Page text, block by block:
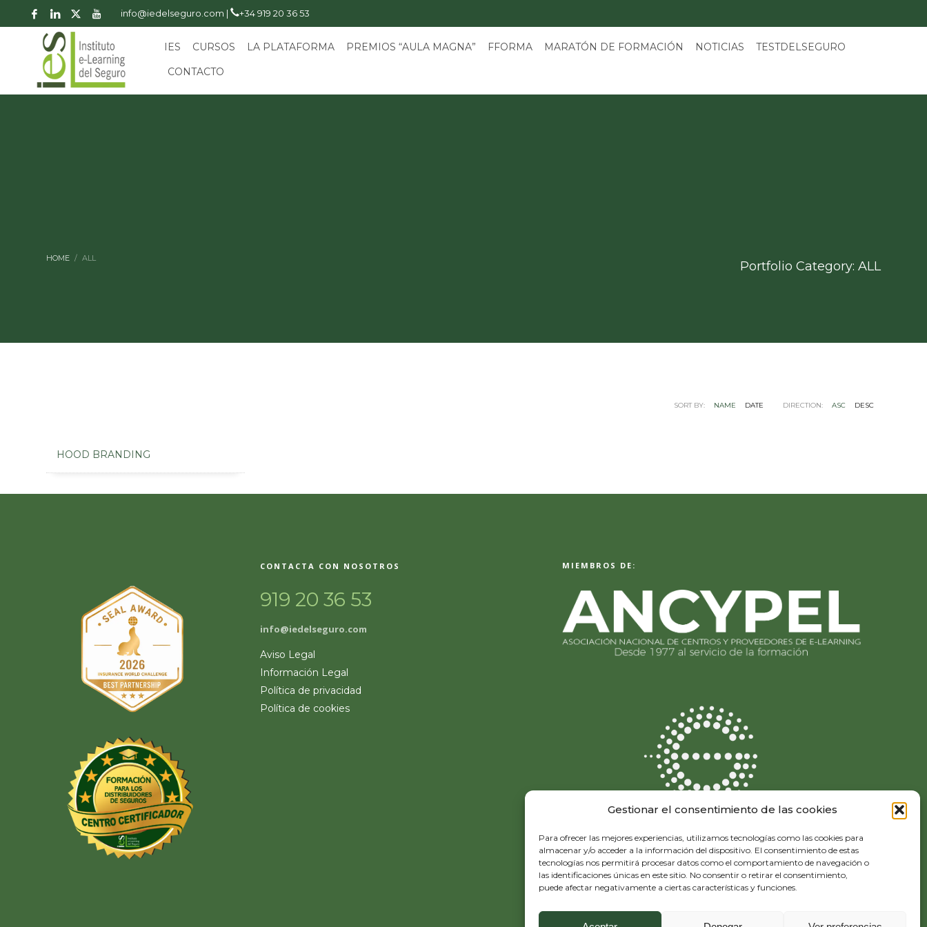
Gestionar el consentimiento de las cookies
Para ofrecer las mejores experiencias, utilizamos tecnologías como las cookies para
almacenar y/o acceder a la información del dispositivo. El consentimiento de estas
tecnologías nos permitirá procesar datos como el comportamiento de navegación o
las identificaciones únicas en este sitio. No consentir o retirar el consentimiento,
puede afectar negativamente a ciertas características y funciones.
info@iedelseguro.com | +34 919 20 36 53
IES CURSOS LA PLATAFORMA PREMIOS “AULA MAGNA” FFORMA MARATÓN DE FORMACIÓN NOTICIAS
TESTDELSEGURO
CONTACTO
HOME ALL
Portfolio Category: ALL
SORT BY: NAME DATE DIRECTION: ASC DESC
HOOD BRANDING
CONTACTA CON NOSOTROS
919 20 36 53
info@iedelseguro.com
Aviso Legal
Información Legal
Política de privacidad
Política de cookies
MIEMBROS DE: